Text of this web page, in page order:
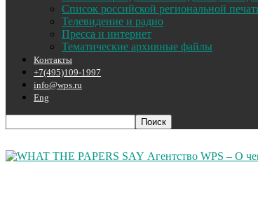
Список российской региональной
Телевидение и радио
Пресса и интернет
Тематические архивные файлы
Контакты
+7(495)109-1997
info@wps.ru
Eng
Агентство WPS – О